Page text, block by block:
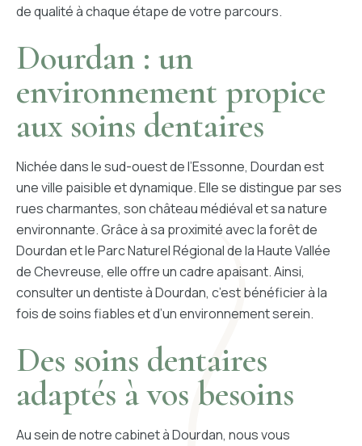
4 RUE PIERRE SEMARD, 91410 DOURDAN
01 64 94 06 00
de qualité à chaque étape de votre parcours.
Dourdan : un
environnement propice
aux soins dentaires
Nichée dans le sud-ouest de l’Essonne, Dourdan est
une ville paisible et dynamique. Elle se distingue par ses
rues charmantes, son château médiéval et sa nature
environnante. Grâce à sa proximité avec la forêt de
Dourdan et le Parc Naturel Régional de la Haute Vallée
de Chevreuse, elle offre un cadre apaisant. Ainsi,
consulter un dentiste à Dourdan, c’est bénéficier à la
fois de soins fiables et d’un environnement serein.
Des soins dentaires
adaptés à vos besoins
Au sein de notre cabinet à Dourdan, nous vous